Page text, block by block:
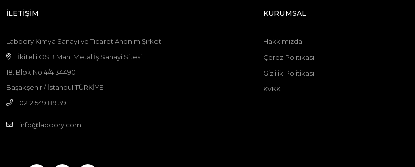
İLETİŞİM
Laboory Kimya Sanayi ve Ticaret Anonim Şirketi
İkitelli OSB Mah. Metal İş Sanayi Sitesi
18. Blok No:4/4 34490
Başakşehir / İstanbul TÜRKİYE
0212 549 89 39
info@laboory.com
KURUMSAL
Hakkımızda
Çerez Politikası
Gizlilik Politikası
KVKK